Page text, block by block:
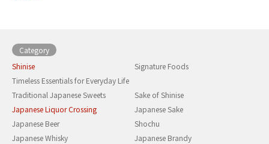
Category
Shinise
Signature Foods
Timeless Essentials for Everyday Life
Traditional Japanese Sweets
Sake of Shinise
Japanese Liquor Crossing
Japanese Sake
Japanese Beer
Shochu
Japanese Whisky
Japanese Brandy